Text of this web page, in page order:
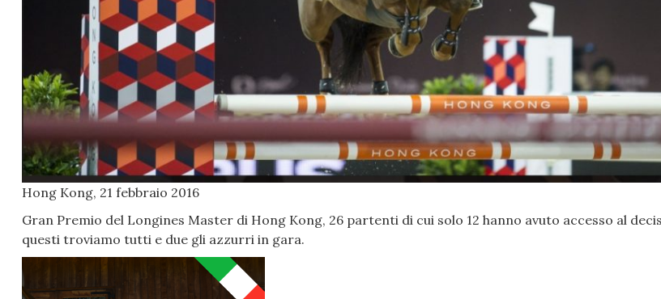
Hong Kong, 21 febbraio 2016
Gran Premio del Longines Master di Hong Kong, 26 partenti di cui solo 12 hanno avuto accesso al
questi troviamo tutti e due gli azzurri in gara.